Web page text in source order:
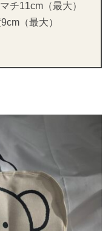
チ11cm（最大）
（最大）